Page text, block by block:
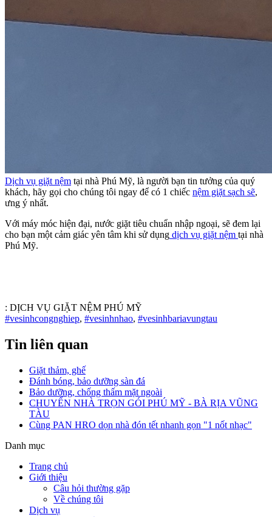
Dịch vụ giặt nệm tại nhà Phú Mỹ, là người bạn tin tưởng của quý
khách, hãy gọi cho chúng tôi ngay để có 1 chiếc nệm giặt sạch sẽ,
ưng ý nhất.
Với máy móc hiện đại, nước giặt tiêu chuẩn nhập ngoại, sẽ đem lại
cho bạn một cảm giác yên tâm khi sử dụng dịch vụ giặt nệm tại nhà
Phú Mỹ.
: DỊCH VỤ GIẶT NỆM PHÚ MỸ
#vesinhcongnghiep, #vesinhnhao, #vesinhbariavungtau
Tin liên quan
Giặt thảm, ghế
Đánh bóng, bảo dưỡng sàn đá
Bảo dưỡng, chống thấm mặt ngoài
CHUYỂN NHÀ TRỌN GÓI PHÚ MỸ - BÀ RỊA VŨNG
TÀU
Cùng PAN HRO dọn nhà đón tết nhanh gọn "1 nốt nhạc"
Danh mục
Trang chủ
Giới thiệu
Câu hỏi thường gặp
Về chúng tôi
Dịch vụ